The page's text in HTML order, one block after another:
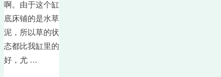
啊。由于这个缸
底床铺的是水草
泥，所以草的状
态都比我缸里的
好，尤 …